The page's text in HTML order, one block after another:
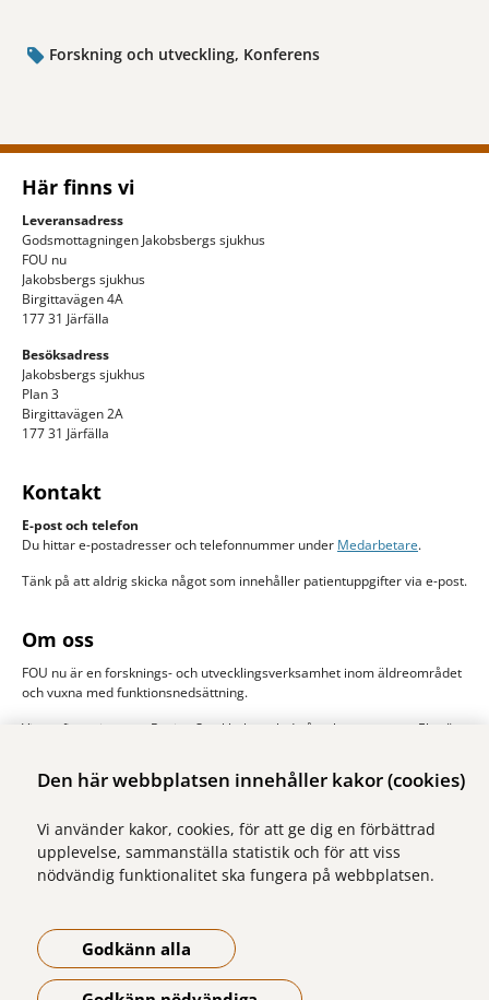
Den här webbplatsen innehåller kakor (cookies)
Vi använder kakor, cookies, för att ge dig en förbättrad
upplevelse, sammanställa statistik och för att viss
nödvändig funktionalitet ska fungera på webbplatsen.
Godkänn alla
Forskning och utveckling, Konferens
Här finns vi
Leveransadress
Godsmottagningen Jakobsbergs sjukhus
FOU nu
Jakobsbergs sjukhus
Birgittavägen 4A
177 31 Järfälla
Besöksadress
Jakobsbergs sjukhus
Plan 3
Birgittavägen 2A
177 31 Järfälla
Kontakt
E-post och telefon
Du hittar e-postadresser och telefonnummer under Medarbetare.
Tänk på att aldrig skicka något som innehåller patientuppgifter via e-post.
Om oss
FOU nu är en forsknings- och utvecklingsverksamhet inom äldreområdet
och vuxna med funktionsnedsättning.
Vi samfinansieras av Region Stockholm och de åtta kommunerna Ekerö,
Upplands Väsby. Huvudman är Stockholms läns sjukvårdsområde, SLSO.